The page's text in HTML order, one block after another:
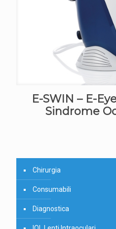
E-SWIN – E-
Sindrome
Chirurgia
Consumabili
Diagnostica